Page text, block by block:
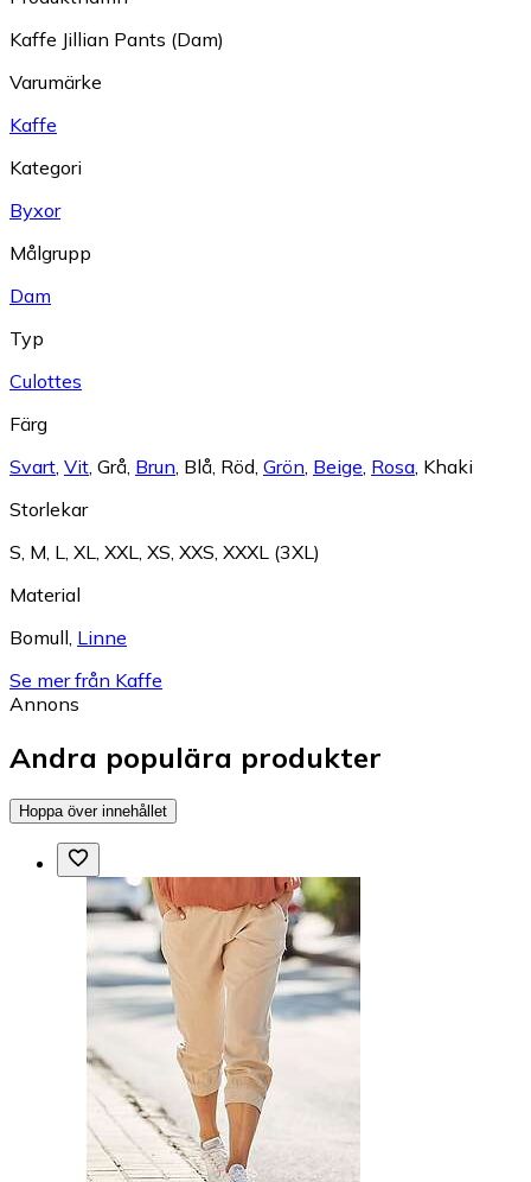
Kaffe Jillian Pants (Dam)
Varumärke
Kaffe
Kategori
Byxor
Målgrupp
Dam
Typ
Culottes
Färg
Svart Vit Grå Brun Blå Röd Grön Beige Rosa Khaki
Storlekar
S M L XL XXL XS XXS XXXL (3XL)
Material
Bomull Linne
Se mer från Kaffe
Annons
Andra populära produkter
Hoppa över innehållet